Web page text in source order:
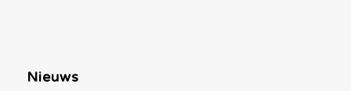
Nieuws